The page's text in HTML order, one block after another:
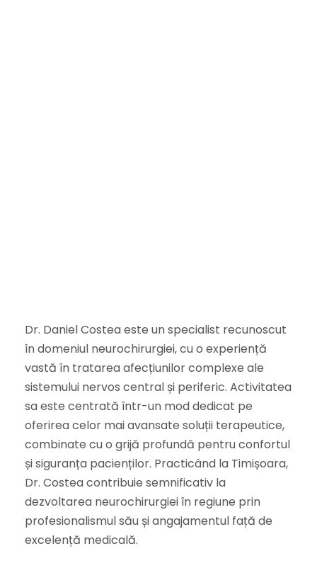
Dr. Daniel Costea este un specialist recunoscut
în domeniul neurochirurgiei, cu o experiență
vastă în tratarea afecțiunilor complexe ale
sistemului nervos central și periferic. Activitatea
sa este centrată într-un mod dedicat pe
oferirea celor mai avansate soluții terapeutice,
combinate cu o grijă profundă pentru confortul
și siguranța pacienților. Practicând la Timișoara,
Dr. Costea contribuie semnificativ la
dezvoltarea neurochirurgiei în regiune prin
profesionalismul său și angajamentul față de
excelență medicală.